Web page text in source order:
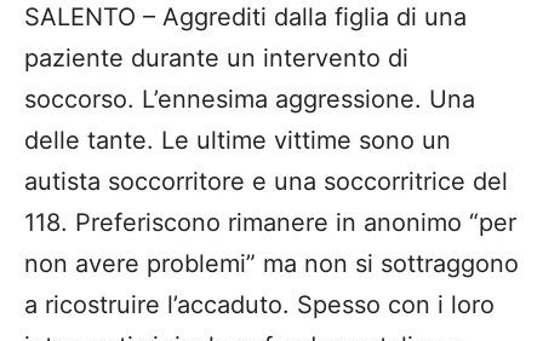
SALENTO – Aggrediti dalla figlia di una
paziente durante un intervento di
soccorso. L’ennesima aggressione. Una
delle tante. Le ultime vittime sono un
autista soccorritore e una soccorritrice del
118. Preferiscono rimanere in anonimo “per
non avere problemi” ma non si sottraggono
a ricostruire l’accaduto. Spesso con i loro